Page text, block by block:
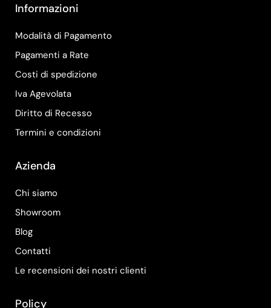
Informazioni
Modalità di Pagamento
Pagamenti a Rate
Costi di spedizione
Iva Agevolata
Diritto di Recesso
Termini e condizioni
Azienda
Chi siamo
Showroom
Blog
Contatti
Le recensioni dei nostri clienti
Policy